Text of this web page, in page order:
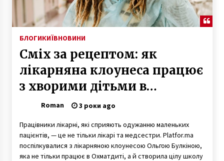
БЛОГИКИЇВНОВИНИ
Сміх за рецептом: як
лікарняна клоунеса працює
з хворими дітьми в
Охматдиті
Roman 3 роки ago
Працівники лікарні, які сприяють одужанню маленьких
пацієнтів, — це не тільки лікарі та медсестри. Platfor.ma
поспілкувалися з лікарняною клоунесою Ольгою Булкіною,
яка не тільки працює в Охматдиті, а й створила цілу школу